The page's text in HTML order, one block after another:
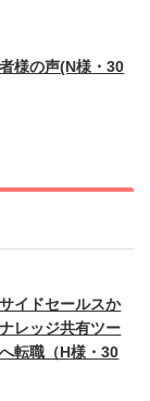
様の声(N様・30
イドセールスか
レッジ共有ツー
転職（H様・30